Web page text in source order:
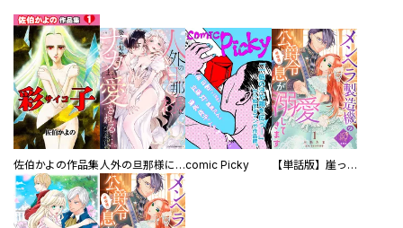
佐伯かよの作品集 人外の旦那様に娶られ毎晩ナカまで愛される…。アンソロジーcomic Picky 【単話版】崖っぷち令嬢ですが、意地と策略で幸せになります！シリーズ